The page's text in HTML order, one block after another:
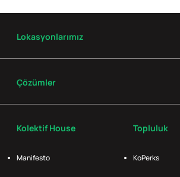
Kolektif House
Manifesto
Topluluk
KoPerks
Lokasyonlarımız
Çözümler